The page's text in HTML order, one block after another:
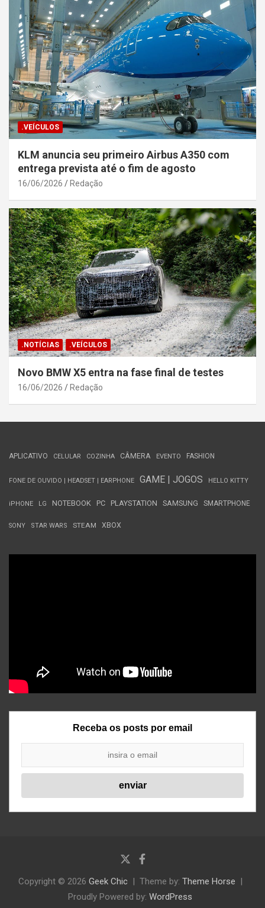
.VEÍCULOS
KLM anuncia seu primeiro Airbus A350 com
entrega prevista até o fim de agosto
16/06/2026 Redação
.NOTÍCIAS .VEÍCULOS
Novo BMW X5 entra na fase final de testes
16/06/2026 Redação
APLICATIVO CELULAR COZINHA CÂMERA EVENTO FASHION
FONE DE OUVIDO | HEADSET | EARPHONE GAME | JOGOS HELLO KITTY
iPHONE LG NOTEBOOK PC PLAYSTATION SAMSUNG SMARTPHONE
SONY STAR WARS STEAM XBOX
Receba os posts por email
Copyright © 2026 Geek Chic Theme by: Theme Horse
Proudly Powered by: WordPress